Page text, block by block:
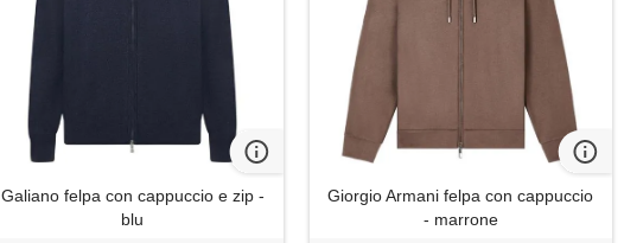
Galiano felpa con cappuccio e zip -
blu
Giorgio Armani felpa con cappuccio
- marrone